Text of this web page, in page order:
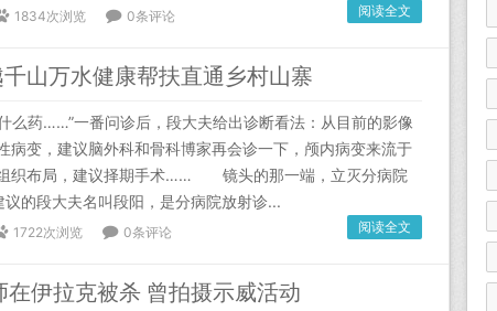
1834次浏览 0条评论 阅读全文
山万水健康帮扶直通乡村山寨
药……”一番问诊后，段大夫给出诊断看法：从目前的影像
病变，建议脑外科和骨科博家再会诊一下，颅内病变来流于
组织布局，建议择期手术…… 镜头的那一端，立灭分病院
的段大夫名叫段阳，是分病院放射诊...
1722次浏览 0条评论 阅读全文
伊拉克被杀 曾拍摄示威活动